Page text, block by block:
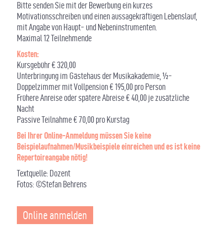
Bitte senden Sie mit der Bewerbung ein kurzes
Motivationsschreiben und einen aussagekräftigen Lebenslauf,
mit Angabe von Haupt- und Nebeninstrumenten.
Maximal 12 Teilnehmende
Kosten:
Kursgebühr € 320,00
Unterbringung im Gästehaus der Musikakademie, ½-
Doppelzimmer mit Vollpension € 195,00 pro Person
Frühere Anreise oder spätere Abreise € 40,00 je zusätzliche
Nacht
Passive Teilnahme € 70,00 pro Kurstag
Bei Ihrer Online-Anmeldung müssen Sie keine
Beispielaufnahmen/Musikbeispiele einreichen und es ist keine
Repertoireangabe nötig!
Textquelle: Dozent
Fotos: ©Stefan Behrens
Online anmelden